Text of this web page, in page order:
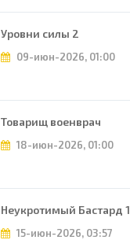
Уровни силы 2
09-июн-2026, 01:00
Товарищ военврач
18-июн-2026, 01:00
Неукротимый Бастард 1
15-июн-2026, 03:57